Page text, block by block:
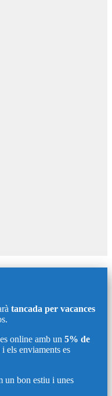
tancada per vacances
online amb un 5% de
i els enviaments es
un bon estiu i unes